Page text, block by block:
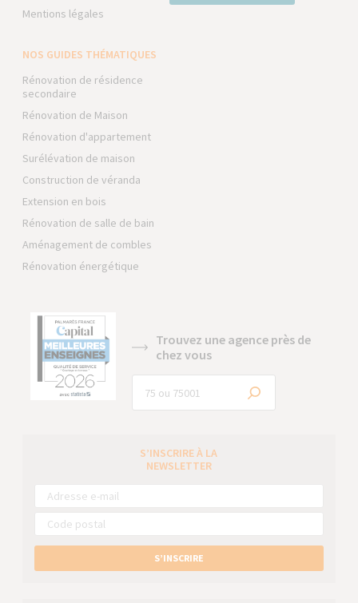
Mentions légales
NOS GUIDES THÉMATIQUES
Rénovation de résidence
secondaire
Rénovation de Maison
Rénovation d'appartement
Surélévation de maison
Construction de véranda
Extension en bois
Rénovation de salle de bain
Aménagement de combles
Rénovation énergétique
Trouvez une agence près de
chez vous
S’INSCRIRE À LA
NEWSLETTER
S’INSCRIRE